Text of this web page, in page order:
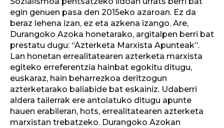
egin genuen pasa den 2015eko azaroan. Ez da
beraz lehena izan, ez eta azkena izango. Are,
Durangoko Azoka honetarako, argitalpen berri bat
prestatu dugu: “Azterketa Marxista Apunteak”.
Lan honetan errealitatearen azterketa marxista
egiteko erreferentzia hainbat egokitu ditugu,
euskaraz, hain beharrezkoa deritzogun
azterketarako baliabide bat eskainiz. Udaberri
aldera tailerrak ere antolatuko ditugu apunte
hauen erabileran, hots, errealitatearen azterketa
marxistan trebatzeko. Durangoko Azokan